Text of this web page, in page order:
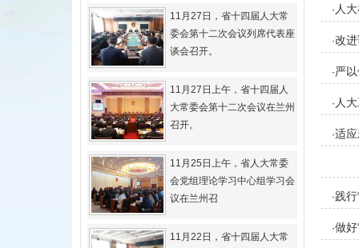
11月27日，省十四届人大常
委会第十二次会议列席代表座
谈会召开。
11月27日上午，省十四届人
大常委会第十二次会议在兰州
召开。
11月25日上午，省人大常委
会党组理论学习中心组学习会
议在兰州召
11月22日，省十四届人大常
· 人
·改
·严
· 人
·适
·践
·做